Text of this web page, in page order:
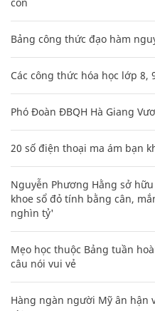
Bảng công thức đạo hàm
Các công thức hóa học lớp 8,
Phó Đoàn ĐBQH Hà Giang
20 số điện thoại ma ám bạn
Nguyễn Phương Hằng sở
khoe sổ đỏ tính bằng cân,
nghìn tỷ'
Mẹo học thuộc Bảng tuần
câu nói vui vẻ
Hàng ngàn người Mỹ ân hận